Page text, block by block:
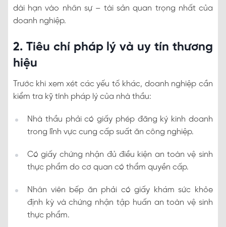
dài hạn vào nhân sự – tài sản quan trọng nhất của
doanh nghiệp.
2. Tiêu chí pháp lý và uy tín thương
hiệu
Trước khi xem xét các yếu tố khác, doanh nghiệp cần
kiểm tra kỹ tính pháp lý của nhà thầu:
Nhà thầu phải có giấy phép đăng ký kinh doanh
trong lĩnh vực cung cấp suất ăn công nghiệp.
Có giấy chứng nhận đủ điều kiện an toàn vệ sinh
thực phẩm do cơ quan có thẩm quyền cấp.
Nhân viên bếp ăn phải có giấy khám sức khỏe
định kỳ và chứng nhận tập huấn an toàn vệ sinh
thực phẩm.